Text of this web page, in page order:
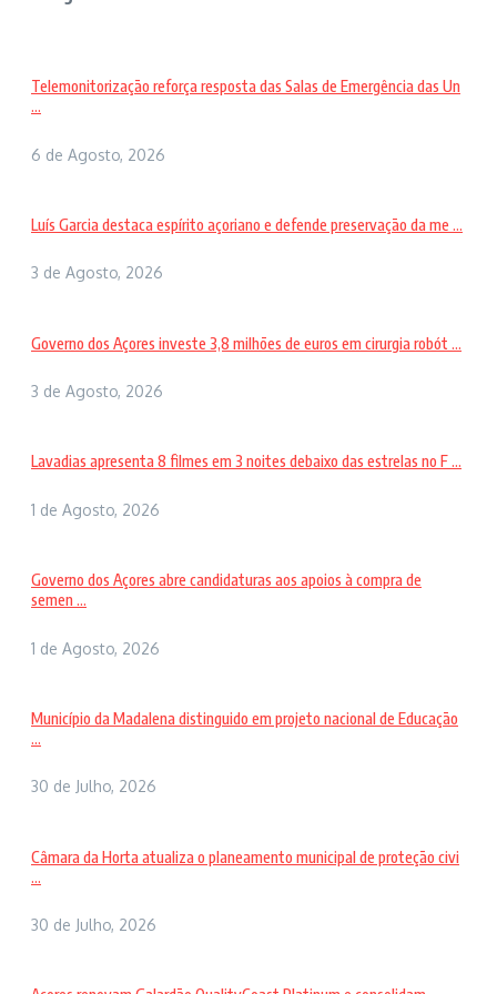
Telemonitorização reforça resposta das Salas de Emergência das Un
...
6 de Agosto, 2026
Luís Garcia destaca espírito açoriano e defende preservação da me ...
3 de Agosto, 2026
Governo dos Açores investe 3,8 milhões de euros em cirurgia robót ...
3 de Agosto, 2026
Lavadias apresenta 8 filmes em 3 noites debaixo das estrelas no F ...
1 de Agosto, 2026
Governo dos Açores abre candidaturas aos apoios à compra de
semen ...
1 de Agosto, 2026
Município da Madalena distinguido em projeto nacional de Educação
...
30 de Julho, 2026
Câmara da Horta atualiza o planeamento municipal de proteção civi
...
30 de Julho, 2026